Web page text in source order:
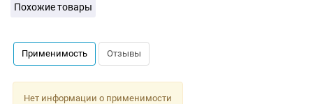
Похожие товары
Применимость Отзывы
Нет информации о применимости